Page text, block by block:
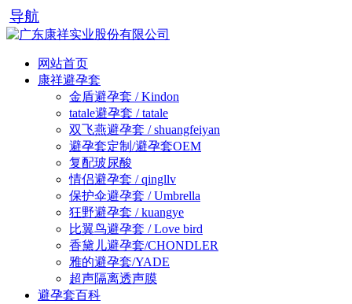
导航
网站首页
康祥避孕套
金盾避孕套 / Kindon
tatale避孕套 / tatale
双飞燕避孕套 / shuangfeiyan
避孕套定制/避孕套OEM
复配玻尿酸
情侣避孕套 / qingllv
保护伞避孕套 / Umbrella
狂野避孕套 / kuangye
比翼鸟避孕套 / Love bird
香黛儿避孕套/CHONDLER
雅的避孕套/YADE
超声隔离透声膜
避孕套百科